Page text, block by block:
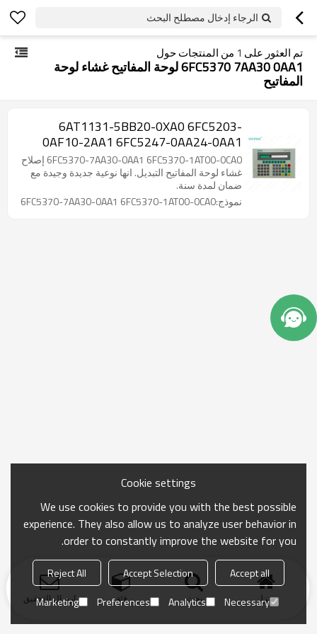
الرجاء إدخال مصطلح البحث
تم العثور على 1 من المنتجات حول
6FC5370 7AA30 0AA1 لوحة المفاتيح غشاء لوحة
المفاتيح
6AT1131-5BB20-0XA0 6FC5203-
0AF10-2AA1 6FC5247-0AA24-0AA1
Switch
6FC5370-7AA30-0AA1 6FC5370-1AT00-0CA0 إصلاح
غشاء لوحة المفاتيح التبديل. انها نوعية جديدة وجيدة مع
ضمان لمدة سنة.
نموذج:6FC5370-7AA30-0AA1 6FC5370-1AT00-0CA0
منزل بحث فئة ارسال التحقيق
Cookie settings
We use cookies to provide you with the best possible
experience. They also allow us to analyze user behavior in
order to constantly improve the website for you.
Accept all
Accept Selection
Reject All
Necessary
Analytics
Preferences
Marketing